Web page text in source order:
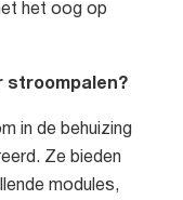
het oog op
stroompalen?
in de behuizing
Ze bieden
modules,